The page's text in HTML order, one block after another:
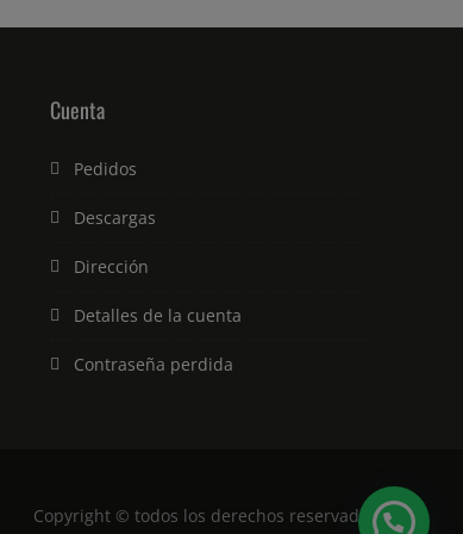
Cuenta
Pedidos
Descargas
Dirección
Detalles de la cuenta
Contraseña perdida
Copyright © todos los derechos reservados